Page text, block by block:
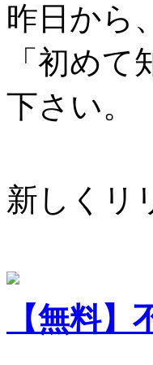
昨日から
「初め
下さい。
新しくリ
【無料